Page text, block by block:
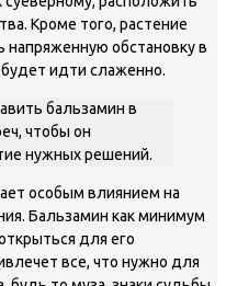
Кроме того, растение
напряженную обстановку в
будет идти слаженно.
бальзамин в
чтобы он
нужных решений.
особым влиянием на
Бальзамин как минимум
для его
все, что нужно для